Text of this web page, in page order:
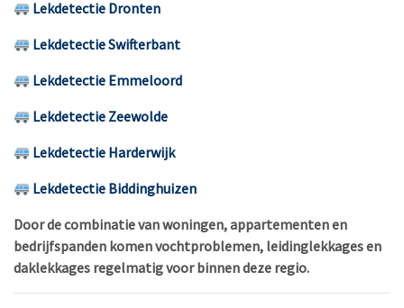
Lekdetectie Dronten
Lekdetectie Swifterbant
Lekdetectie Emmeloord
Lekdetectie Zeewolde
Lekdetectie Harderwijk
Lekdetectie Biddinghuizen
Door de combinatie van woningen, appartementen en
bedrijfspanden komen vochtproblemen, leidinglekkages en
daklekkages regelmatig voor binnen deze regio.